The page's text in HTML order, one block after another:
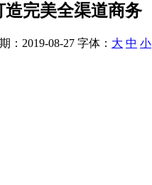
造完美全渠道商务
： 2019-08-27 字体： 大 中 小